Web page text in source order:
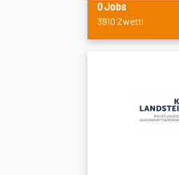
0 Jobs
3910 Zwettl